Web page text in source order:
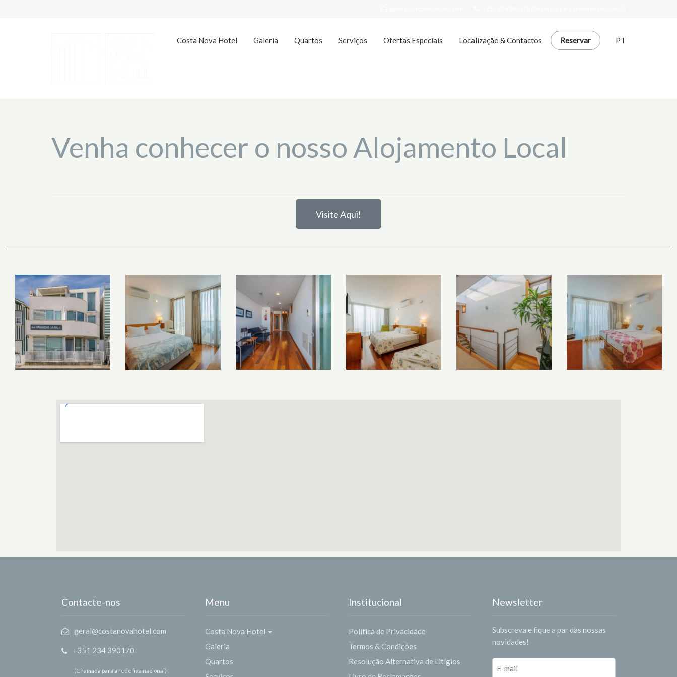
Costa Nova Hotel Galeria Quartos Serviços Ofertas Especiais Localização & Contactos Reservar PT
Venha conhecer o nosso Alojamento Local
Visite Aqui!
Contacte-nos
geral@costanovahotel.com
+351 234 390170
(Chamada para a rede fixa nacional)
Menu
Costa Nova Hotel
Galeria
Quartos
Institucional
Política de Privacidade
Termos & Condições
Resolução Alternativa de Litígios
Newsletter
Subscreva e fique a par das nossas
novidades!